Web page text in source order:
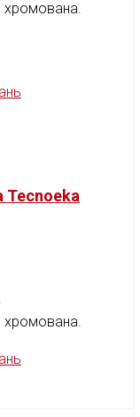
Tecnoeka
хромована.